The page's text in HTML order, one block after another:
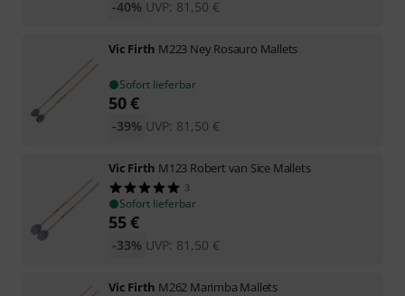
UVP: 81,50 €
-40%
Vic Firth M223 Ney Rosauro Mallets
Sofort lieferbar
50€
UVP: 81,50 €
-39%
Vic Firth M123 Robert van Sice Mallets
3
Sofort lieferbar
55€
UVP: 81,50 €
-33%
Vic Firth M262 Marimba Mallets